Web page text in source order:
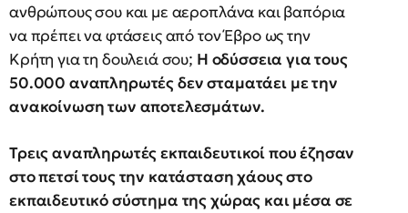
ανθρώπους σου και με αεροπλάνα και βαπόρια
να πρέπει να φτάσεις από τον Έβρο ως την
Κρήτη για τη δουλειά σου; Η οδύσσεια για τους
50.000 αναπληρωτές δεν σταματάει με την
ανακοίνωση των αποτελεσμάτων.
Τρεις αναπληρωτές εκπαιδευτικοί που έζησαν
στο πετσί τους την κατάσταση χάους στο
εκπαιδευτικό σύστημα της χώρας και μέσα σε